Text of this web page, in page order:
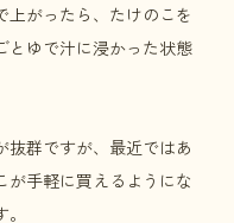
上がったら、たけのこを
とゆで汁に浸かった状態
群ですが、最近ではあ
が手軽に買えるようにな